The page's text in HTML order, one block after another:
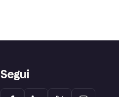
Segui